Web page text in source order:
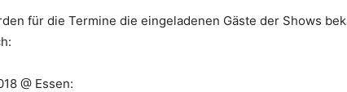
für die Termine die eingeladenen Gäste der Shows
@ Essen: